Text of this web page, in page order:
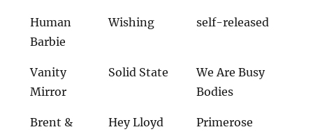
Human
Barbie
Wishing self-released
Vanity
Mirror
Solid State
We Are Busy
Bodies
Brent &
Hey Lloyd
Primerose